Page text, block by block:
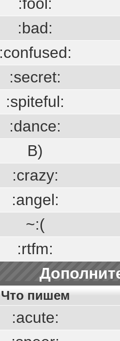
:bad:
:confused:
:secret:
:spiteful:
:dance:
B)
:crazy:
:angel:
~:(
:rtfm:
Что пишем
:acute: